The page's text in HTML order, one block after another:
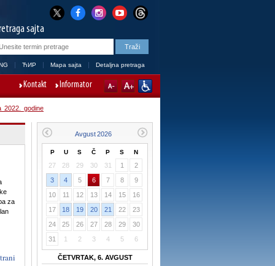
sajta
ЋИР Mapa sajta Detaljna pretraga
Kontakt Informator
2022. godine
za
P U S Č P S N
27 28 29 30 31 1
2
3
4 5 6 7 8
9
10
11 12 13 14 15
16
17
18 19 20 21 22
23
24
25 26 27 28 29
30
31
1 2 3 4 5 6
ČETVRTAK, 6. AVGUST